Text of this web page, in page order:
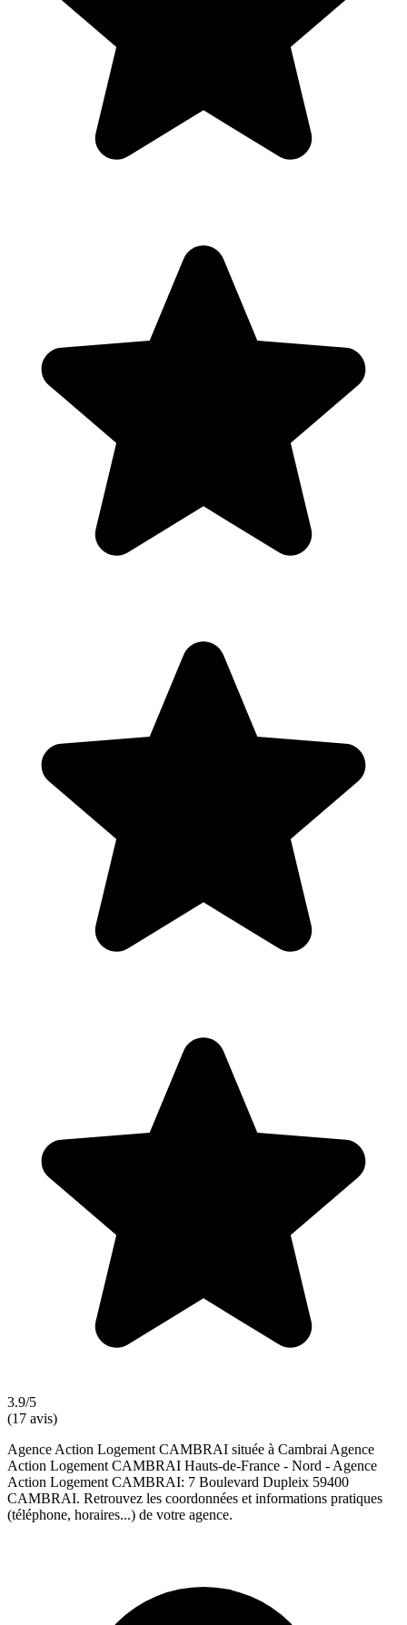
3.9/5
(17 avis)
Agence Action Logement CAMBRAI située à Cambrai Agence
Action Logement CAMBRAI Hauts-de-France - Nord - Agence
Action Logement CAMBRAI: 7 Boulevard Dupleix 59400
CAMBRAI. Retrouvez les coordonnées et informations pratiques
(téléphone, horaires...) de votre agence.